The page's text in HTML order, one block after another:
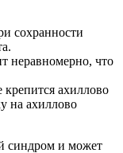
сохранности
неравномерно, что
ахиллово
на ахиллово
синдром и может